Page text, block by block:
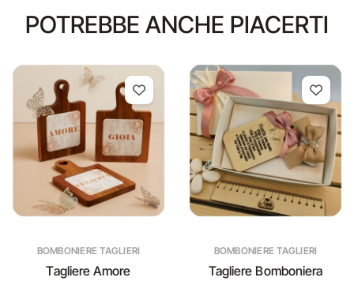
POTREBBE ANCHE PIACERTI
BOMBONIERE TAGLIERI
Tagliere Amore
BOMBONIERE TAGLIERI
Tagliere Bomboniera